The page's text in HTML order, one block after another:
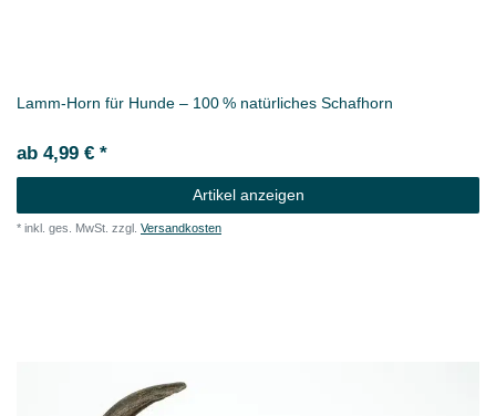
Lamm‑Horn für Hunde – 100 % natürliches Schafhorn
ab 4,99 € *
Artikel anzeigen
* inkl. ges. MwSt. zzgl. Versandkosten